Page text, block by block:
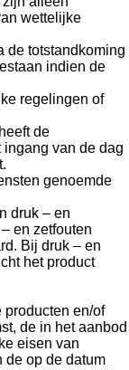
wettelijke
de totstandkoming
indien de
regelingen of
de
ingang van de dag
genoemde
druk – en
en zetfouten
Bij druk – en
het product
producten en/of
de in het aanbod
eisen van
de op de datum